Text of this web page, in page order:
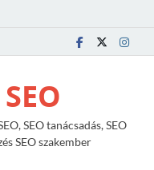
SEO tanácsadás, SEO
SEO szakember